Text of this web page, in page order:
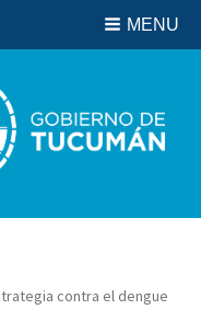
MENU
contra el dengue